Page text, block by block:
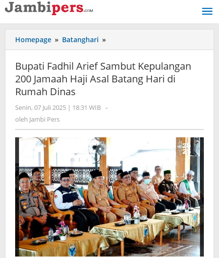
Lewati
ke
konten
Homepage » Batanghari »
Fadhil
Arief
Sambut
Kepulangan
Batang
Hari
Rumah
Dinas
Bupati Fadhil Arief Sambut Kepulangan
200 Jamaah Haji Asal Batang Hari di
Rumah Dinas
Senin, 07 Juli 2025 | 18:31 WIB oleh
-
oleh Jambi Pers